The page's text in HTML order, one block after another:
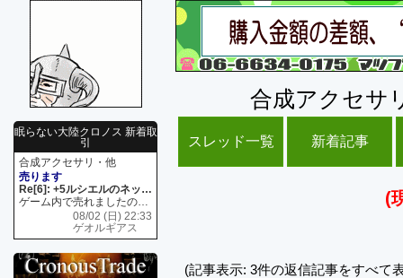
眠らない大陸クロノス 新着取
引
合成アクセサリ・他
売ります
Re[6]: +5ルシエルのネックレス
ゲーム内で売れましたので 在庫がネク1 リング4 となります リングのお値段は80G といたします
08/02 (日) 22:33
ゲオルギアス
合成アクセサ
スレッド一覧 新着記事
(
(記事表示: 3件の返信記事をすべて